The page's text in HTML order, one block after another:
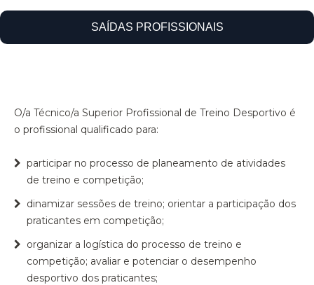
SAÍDAS PROFISSIONAIS
O/a Técnico/a Superior Profissional de Treino Desportivo é
o profissional qualificado para:
participar no processo de planeamento de atividades
de treino e competição;
dinamizar sessões de treino; orientar a participação dos
praticantes em competição;
organizar a logística do processo de treino e
competição; avaliar e potenciar o desempenho
desportivo dos praticantes;